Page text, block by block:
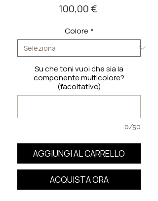
100,00 €Prezzo
Colore *
Su che toni vuoi che sia la
componente multicolore?
(facoltativo)
0/50
AGGIUNGI AL CARRELLO
ACQUISTA ORA